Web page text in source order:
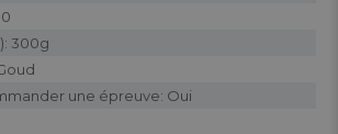
300g
une épreuve: Oui